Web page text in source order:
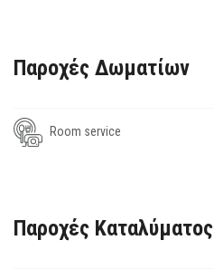
Παροχές Δωματίων
Room service
Παροχές Καταλύματος